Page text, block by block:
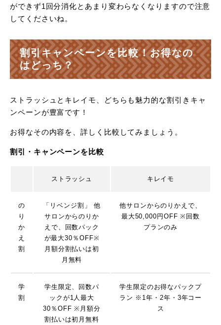
ができず1回分消化とあまり変わらなくなりますので注意
してくださいね。
割引キャンペーンを比較！お得なの
はどっち？
ストラッシュとキレイモ、どちらも魅力的な割引きキャ
ンペーンが豊富です！
お得なその内容を、詳しく比較してみましょう。
割引・キャンペーンを比較
ストラッシュ キレイモ
の
り
か
え
割
「リベンジ割」 他
サロンからのりか
えで、回数パック
が最大30％OFF※
月額分割払いは初
月無料
他サロンからのりかえで、
最大50,000円OFF ※回数
プランのみ
学
割
学生限定、回数パ
ックが1人最大
30％OFF ※月額分
割払いは初月無料
学生限定のお得なパックプ
ラン ※1年・2年・3年コー
ス